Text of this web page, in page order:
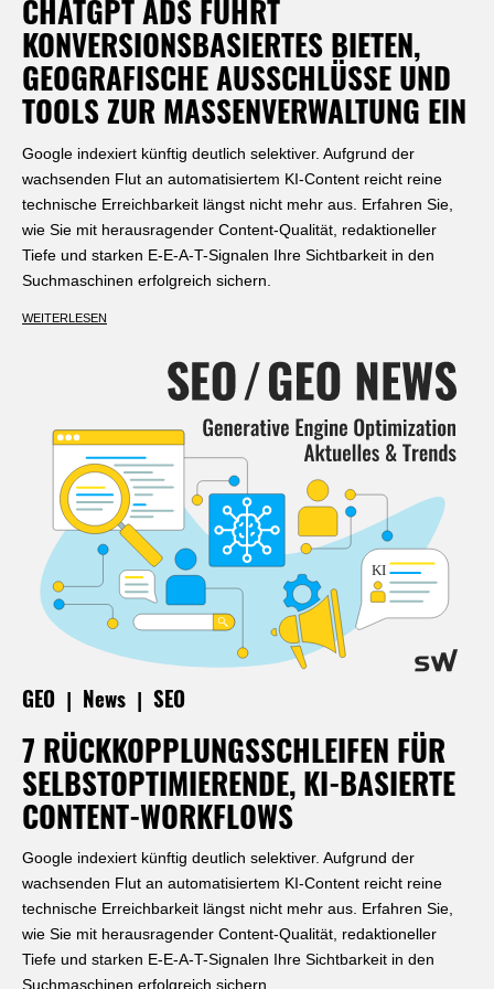
CHATGPT ADS FÜHRT
KONVERSIONSBASIERTES BIETEN,
GEOGRAFISCHE AUSSCHLÜSSE UND
TOOLS ZUR MASSENVERWALTUNG EIN
Google indexiert künftig deutlich selektiver. Aufgrund der
wachsenden Flut an automatisiertem KI-Content reicht reine
technische Erreichbarkeit längst nicht mehr aus. Erfahren Sie,
wie Sie mit herausragender Content-Qualität, redaktioneller
Tiefe und starken E-E-A-T-Signalen Ihre Sichtbarkeit in den
Suchmaschinen erfolgreich sichern.
WEITERLESEN
GEO News SEO
7 RÜCKKOPPLUNGSSCHLEIFEN FÜR
SELBSTOPTIMIERENDE, KI-BASIERTE
CONTENT-WORKFLOWS
Google indexiert künftig deutlich selektiver. Aufgrund der
wachsenden Flut an automatisiertem KI-Content reicht reine
technische Erreichbarkeit längst nicht mehr aus. Erfahren Sie,
wie Sie mit herausragender Content-Qualität, redaktioneller
Tiefe und starken E-E-A-T-Signalen Ihre Sichtbarkeit in den
Suchmaschinen erfolgreich sichern.